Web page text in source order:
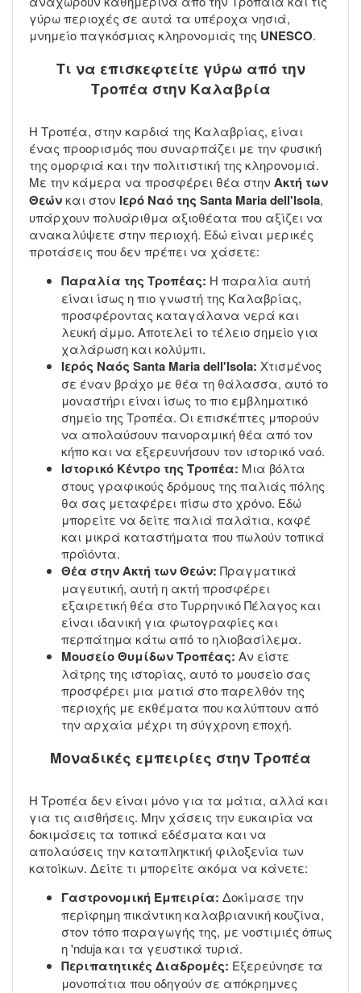
γύρω περιοχές σε αυτά τα υπέροχα νησιά,
μνημείο παγκόσμιας κληρονομιάς της UNESCO.
Τι να επισκεφτείτε γύρω από την
Τροπέα στην Καλαβρία
Η Τροπέα, στην καρδιά της Καλαβρίας, είναι
ένας προορισμός που συναρπάζει με την φυσική
της ομορφιά και την πολιτιστική της κληρονομιά.
Με την κάμερα να προσφέρει θέα στην Ακτή των
Θεώνκαι στον Ιερό Ναό της Santa Maria dell'Isola,
υπάρχουν πολυάριθμα αξιοθέατα που αξίζει να
ανακαλύψετε στην περιοχή. Εδώ είναι μερικές
προτάσεις που δεν πρέπει να χάσετε:
Παραλία της Τροπέας: Η παραλία αυτή
είναι ίσως η πιο γνωστή της Καλαβρίας,
προσφέροντας καταγάλανα νερά και
λευκή άμμο. Αποτελεί το τέλειο σημείο για
χαλάρωση και κολύμπι.
Ιερός Ναός Santa Maria dell'Isola: Χτισμένος
σε έναν βράχο με θέα τη θάλασσα, αυτό το
μοναστήρι είναι ίσως το πιο εμβληματικό
σημείο της Τροπέα. Οι επισκέπτες μπορούν
να απολαύσουν πανοραμική θέα από τον
κήπο και να εξερευνήσουν τον ιστορικό ναό.
Ιστορικό Κέντρο της Τροπέα: Μια βόλτα
στους γραφικούς δρόμους της παλιάς πόλης
θα σας μεταφέρει πίσω στο χρόνο. Εδώ
μπορείτε να δείτε παλιά παλάτια, καφέ
και μικρά καταστήματα που πωλούν τοπικά
προϊόντα.
Θέα στην Ακτή των Θεών: Πραγματικά
μαγευτική, αυτή η ακτή προσφέρει
εξαιρετική θέα στο Τυρρηνικό Πέλαγος και
είναι ιδανική για φωτογραφίες και
περπάτημα κάτω από το ηλιοβασίλεμα.
Μουσείο Θυμίδων Τροπέας: Αν είστε
λάτρης της ιστορίας, αυτό το μουσείο σας
προσφέρει μια ματιά στο παρελθόν της
περιοχής με εκθέματα που καλύπτουν από
την αρχαία μέχρι τη σύγχρονη εποχή.
Μοναδικές εμπειρίες στην Τροπέα
Η Τροπέα δεν είναι μόνο για τα μάτια, αλλά και
για τις αισθήσεις. Μην χάσεις την ευκαιρία να
δοκιμάσεις τα τοπικά εδέσματα και να
απολαύσεις την καταπληκτική φιλοξενία των
κατοίκων. Δείτε τι μπορείτε ακόμα να κάνετε:
Γαστρονομική Εμπειρία: Δοκίμασε την
περίφημη πικάντικη καλαβριανική κουζίνα,
στον τόπο παραγωγής της, με νοστιμιές όπως
η 'nduja και τα γευστικά τυριά.
Περιπατητικές Διαδρομές: Εξερεύνησε τα
μονοπάτια που οδηγούν σε απόκρημνες